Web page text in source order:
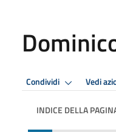
Condividi Vedi
INDICE DELLA